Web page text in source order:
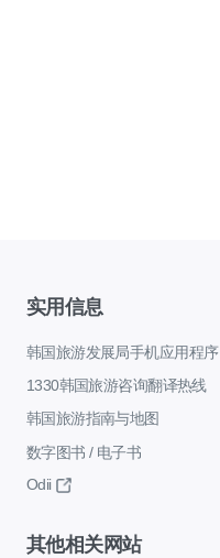
实用信息
韩国旅游发展局手机应用程序
1330韩国旅游咨询翻译热线
韩国旅游指南与地图
数字图书 / 电子书
Odii
其他相关网站